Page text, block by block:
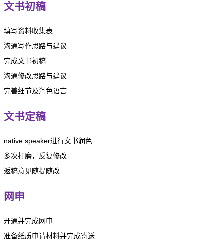
文书初稿
填写资料收集表
沟通写作思路与建议
完成文书初稿
沟通修改思路与建议
完善细节及润色语言
文书定稿
native speaker进行文书润色
多次打磨，反复修改
返稿意见随提随改
网申
开通并完成网申
准备纸质申请材料并完成寄送